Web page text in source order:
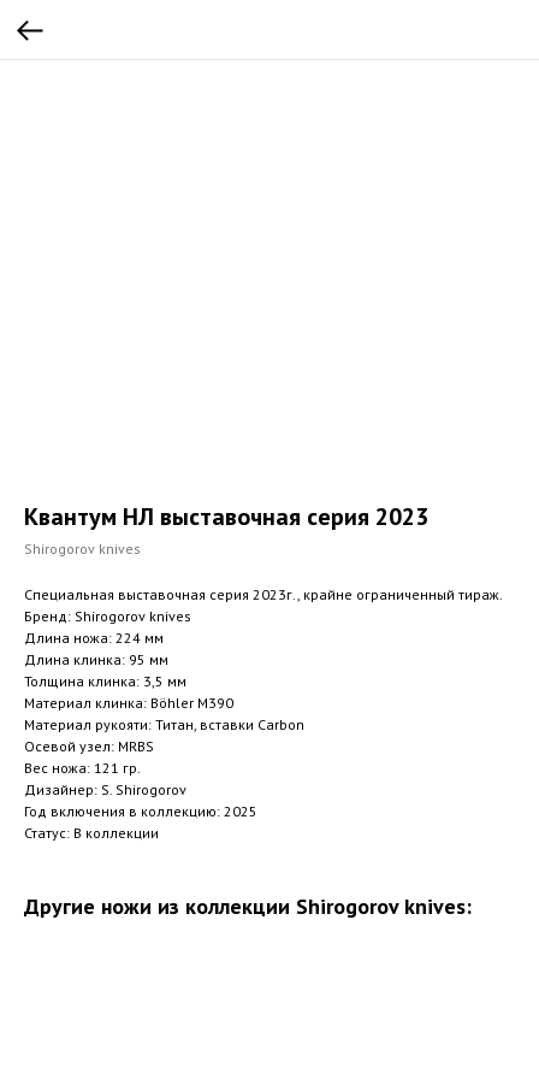
Квантум НЛ выставочная серия 2023
Shirogorov knives
Специальная выставочная серия 2023г., крайне ограниченный тираж.
Бренд: Shirogorov knives
Длина ножа: 224 мм
Длина клинка: 95 мм
Толщина клинка: 3,5 мм
Материал клинка: Böhler M390
Материал рукояти: Титан, вставки Carbon
Осевой узел: MRBS
Вес ножа: 121 гр.
Дизайнер: S. Shirogorov
Год включения в коллекцию: 2025
Статус: В коллекции
Другие ножи из коллекции Shirogorov knives: